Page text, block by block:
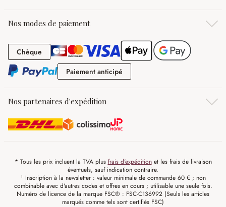
Nos modes de paiement
Chèque Chèque
Paiement anticipé
Nos partenaires d'expédition
* Tous les prix incluent la TVA plus frais d'expéditionet les frais de livraison
éventuels, sauf indication contraire.
¹ Inscription à la newsletter : valeur minimale de commande 60 € ; non
combinable avec d'autres codes et offres en cours ; utilisable une seule fois.
Numéro de licence de la marque FSC® : FSC-C136992 (Seuls les articles
marqués comme tels sont certifiés FSC)